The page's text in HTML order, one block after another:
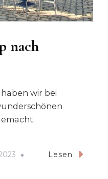
nach
wir bei
Lesen